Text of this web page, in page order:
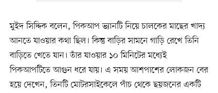
মুইদ সিদ্দিক বলেন, পিকআপ ভ্যানটি নিয়ে চালকের মাছের খাদ্য
আনতে যাওয়ার কথা ছিল। কিন্তু বাড়ির সামনে গাড়ি রেখে তিনি
বাড়িতে খেতে যান। তাঁর যাওয়ার ১০ মিনিটের মধ্যেই
পিকআপটিতে আগুন ধরে যায়। এ সময় আশপাশের লোকজন বের
হয়ে দেখেন, তিনটি মোটরসাইকেলে পাঁচ থেকে ছয়জনের একটি